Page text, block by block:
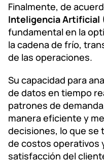
Finalmente, de
Inteligencia Artificial
fundamental en la
la cadena de frío,
de las operaciones.
Su capacidad para
de datos en tiempo
patrones de
manera eficiente y
decisiones, lo que se
de costos operativos
satisfacción del